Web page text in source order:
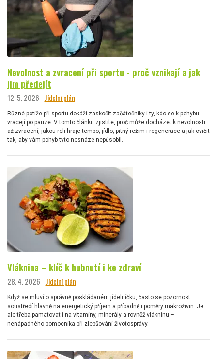
Nevolnost a zvracení při sportu - proč vznikají a jak
jim předejít
12. 5. 2026 Jídelní plán
Různé potíže při sportu dokáží zaskočit začátečníky i ty, kdo se k pohybu
vracejí po pauze. V tomto článku zjistíte, proč může docházet k nevolnosti
až zvracení, jakou roli hraje tempo, jídlo, pitný režim i regenerace a jak cvičit
tak, aby vám pohyb tyto nesnáze nepůsobil.
Vláknina – klíč k hubnutí i ke zdraví
28. 4. 2026 Jídelní plán
Když se mluví o správně poskládaném jídelníčku, často se pozornost
soustředí hlavně na energetický příjem a případně i poměry makroživin. Je
ale třeba pamatovat i na vitamíny, minerály a rovněž vlákninu –
nenápadného pomocníka při zlepšování životosprávy.